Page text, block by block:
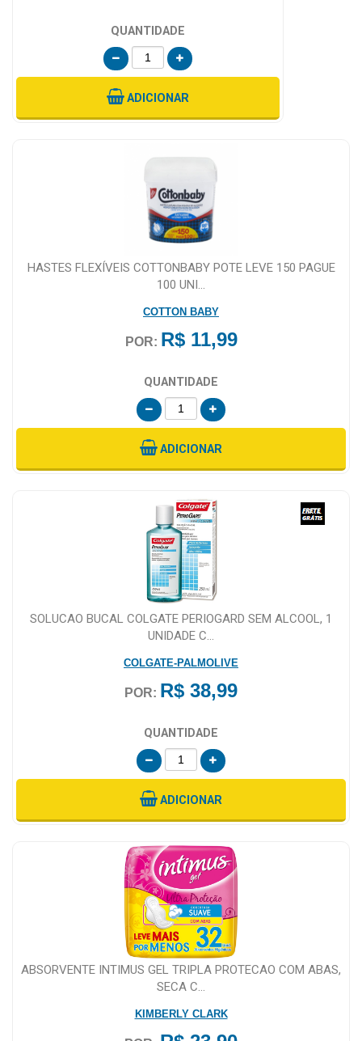
QUANTIDADE
ADICIONAR
HASTES FLEXÍVEIS COTTONBABY POTE LEVE 150 PAGUE
100 UNI...
COTTON BABY
POR: R$ 11,99
QUANTIDADE
ADICIONAR
SOLUCAO BUCAL COLGATE PERIOGARD SEM ALCOOL, 1
UNIDADE C...
COLGATE-PALMOLIVE
POR: R$ 38,99
QUANTIDADE
ADICIONAR
ABSORVENTE INTIMUS GEL TRIPLA PROTECAO COM ABAS,
SECA C...
KIMBERLY CLARK